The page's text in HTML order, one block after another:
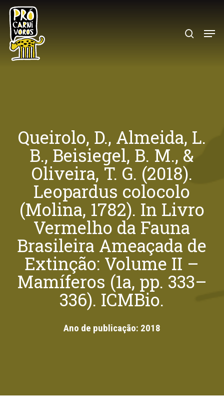
Skip
main
content
Menu
Queirolo, D., Almeida, L.
B., Beisiegel, B. M., &
Oliveira, T. G. (2018).
Leopardus colocolo
(Molina, 1782). In Livro
Vermelho da Fauna
Brasileira Ameaçada de
Extinção: Volume II –
Mamíferos (1a, pp. 333–
336). ICMBio.
Ano de publicação: 2018